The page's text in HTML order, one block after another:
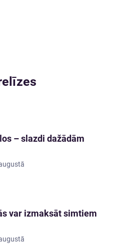
– slazdi dažādām
var izmaksāt simtiem